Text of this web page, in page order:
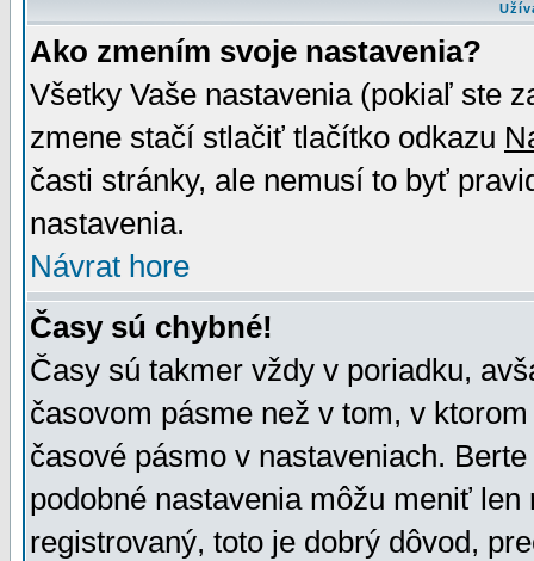
Ako zmením svoje nastavenia?
Všetky Vaše nastavenia (pokiaľ ste
zmene stačí stlačiť tlačítko odkazu
časti stránky, ale nemusí to byť
nastavenia.
Návrat hore
Časy sú chybné!
Časy sú takmer vždy v poriadku,
časovom pásme než v tom, v
časové pásmo v nastaveniach.
podobné nastavenia môžu meniť
registrovaný, toto je dobrý dôvod,